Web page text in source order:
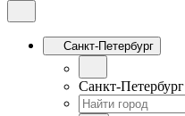
Санкт-Петербург
Санкт-Петербург